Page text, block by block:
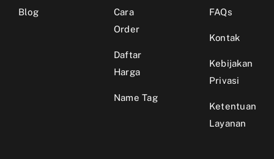
Blog
Cara
Order
Daftar
Harga
Name Tag
FAQs
Kontak
Kebijakan
Privasi
Ketentuan
Layanan